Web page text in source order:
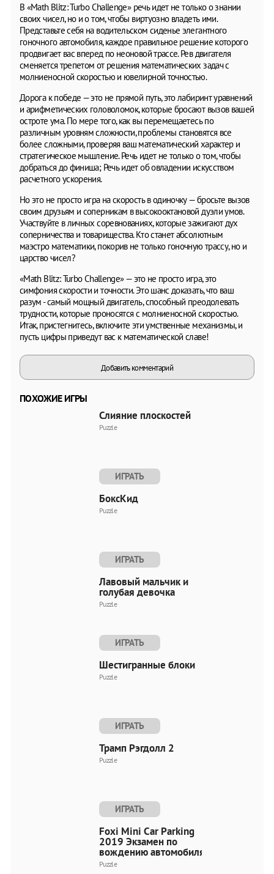
В «Math Blitz: Turbo Challenge» речь идет не только о знании
своих чисел, но и о том, чтобы виртуозно владеть ими.
Представьте себя на водительском сиденье элегантного
гоночного автомобиля, каждое правильное решение которого
продвигает вас вперед по неоновой трассе. Рев двигателя
сменяется трепетом от решения математических задач с
молниеносной скоростью и ювелирной точностью.
Дорога к победе — это не прямой путь, это лабиринт уравнений
и арифметических головоломок, которые бросают вызов вашей
остроте ума. По мере того, как вы перемещаетесь по
различным уровням сложности, проблемы становятся все
более сложными, проверяя ваш математический характер и
стратегическое мышление. Речь идет не только о том, чтобы
добраться до финиша; Речь идет об овладении искусством
расчетного ускорения.
Но это не просто игра на скорость в одиночку — бросьте вызов
своим друзьям и соперникам в высокооктановой дуэли умов.
Участвуйте в личных соревнованиях, которые зажигают дух
соперничества и товарищества. Кто станет абсолютным
маэстро математики, покорив не только гоночную трассу, но и
царство чисел?
«Math Blitz: Turbo Challenge» — это не просто игра, это
симфония скорости и точности. Это шанс доказать, что ваш
разум - самый мощный двигатель, способный преодолевать
трудности, которые проносятся с молниеносной скоростью.
Итак, пристегнитесь, включите эти умственные механизмы, и
пусть цифры приведут вас к математической славе!
Добавить комментарий
ПОХОЖИЕ ИГРЫ
Слияние плоскостей
Puzzle
ИГРАТЬ
БоксКид
Puzzle
ИГРАТЬ
Лавовый мальчик и
голубая девочка
Puzzle
ИГРАТЬ
Шестигранные блоки
Puzzle
ИГРАТЬ
Трамп Рэгдолл 2
Puzzle
ИГРАТЬ
Foxi Mini Car Parking
2019 Экзамен по
вождению автомобиля
Puzzle